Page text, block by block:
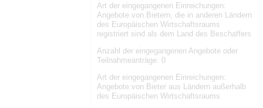
Art der eingegangenen Einreichungen:
Angebote von Bietern, die in anderen Ländern
des Europäischen Wirtschaftsraums
registriert sind als dem Land des Beschaffers
Anzahl der eingegangenen Angebote oder
Teilnahmeanträge: 0
Art der eingegangenen Einreichungen:
Angebote von Bieter aus Ländern außerhalb
des Europäischen Wirtschaftsraums